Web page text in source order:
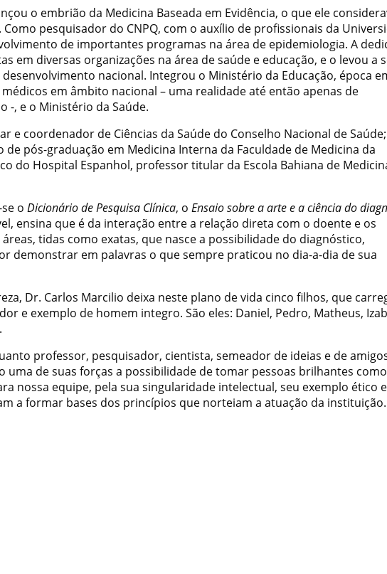
o embrião da Medicina Baseada em Evidência, o que ele
pesquisador do CNPQ, com o auxílio de profissionais da
de importantes programas na área de epidemiologia. A
em diversas organizações na área de saúde e educação, e o levou a
nacional. Integrou o Ministério da Educação, época
em âmbito nacional – uma realidade até então apenas de
-, e o Ministério da Saúde.
coordenador de Ciências da Saúde do Conselho Nacional de Saúde;
pós-graduação em Medicina Interna da Faculdade de Medicina da
do Hospital Espanhol, professor titular da Escola Bahiana de
o Dicionário de Pesquisa Clínica, o Ensaio sobre a arte e a ciência do
ensina que é da interação entre a relação direta com o doente e os
tidas como exatas, que nasce a possibilidade do diagnóstico,
demonstrar em palavras o que sempre praticou no dia-a-dia de sua
Dr. Carlos Marcilio deixa neste plano de vida cinco filhos, que
e exemplo de homem integro. São eles: Daniel, Pedro, Matheus,
professor, pesquisador, cientista, semeador de ideias e de
uma de suas forças a possibilidade de tomar pessoas brilhantes como
nossa equipe, pela sua singularidade intelectual, seu exemplo ético e
a formar bases dos princípios que norteiam a atuação da instituição.